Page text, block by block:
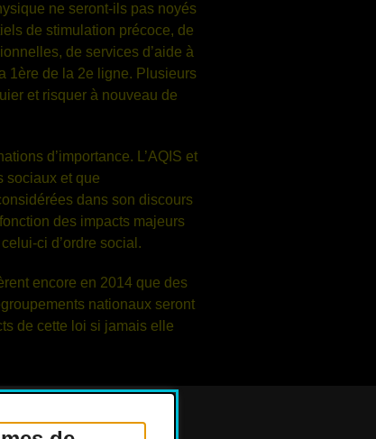
ne seront-ils pas noyés
de stimulation précoce, de
de services d’aide à
1 ère de la 2e ligne. Plusieurs
et risquer à nouveau de
d’importance. L’AQIS et
sociaux et que
dans son discours
des impacts majeurs
ci d’ordre social.
encore en 2014 que des
nationaux seront
de cette loi si jamais elle